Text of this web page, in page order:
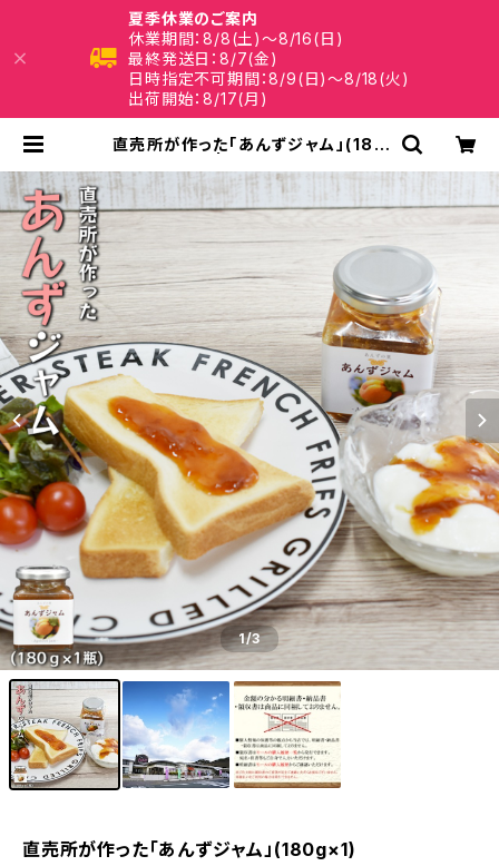
夏季休業のご案内
休業期間：8/8(土)～8/16(日)
最終発送日：8/7(金)
日時指定不可期間：8/9(日)～8/18(火)
出荷開始：8/17(月)
直売所が作った「あんずジャム」(180
1/3
直売所が作った「あんずジャム」(180g×1)